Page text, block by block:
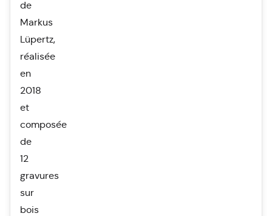
de
Markus
Lüpertz,
réalisée
en
2018
et
composée
de
12
gravures
sur
bois